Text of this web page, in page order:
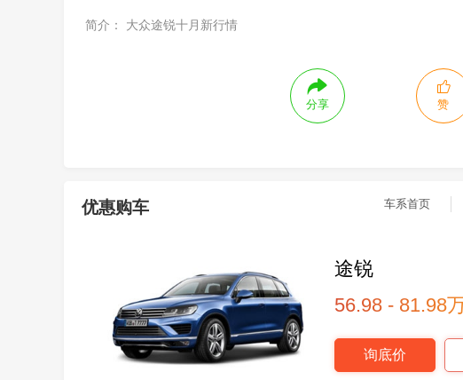
简介： 大众途锐十月新行情
分享 赞
优惠购车 车系首页
途锐
56.98 - 81.98
询底价